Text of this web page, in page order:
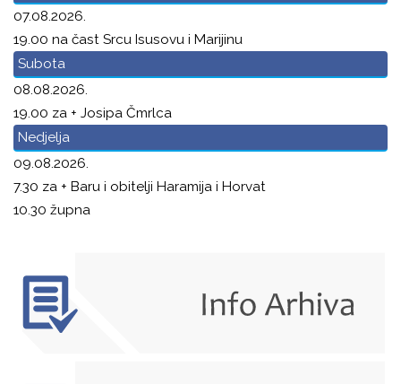
07.08.2026.
19.00 na čast Srcu Isusovu i Marijinu
Subota
08.08.2026.
19.00 za + Josipa Čmrlca
Nedjelja
09.08.2026.
7.30 za + Baru i obitelji Haramija i Horvat
10.30 župna